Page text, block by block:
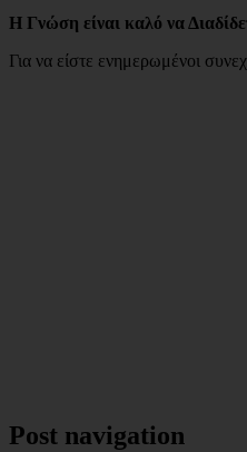
Η Γνώση είναι καλό να
Για να είστε ενημερωμένοι
Post navigation